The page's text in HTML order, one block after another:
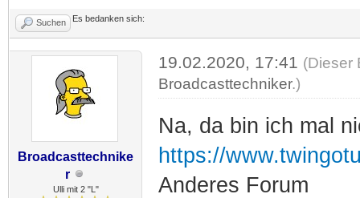
Suchen Es bedanken sich:
Broadcasttechnike
r
Ulli mit 2 "L"
19.02.2020, 17:41 (Dieser
Broadcasttechniker.)
Na, da bin ich mal
https://
Anderes Forum